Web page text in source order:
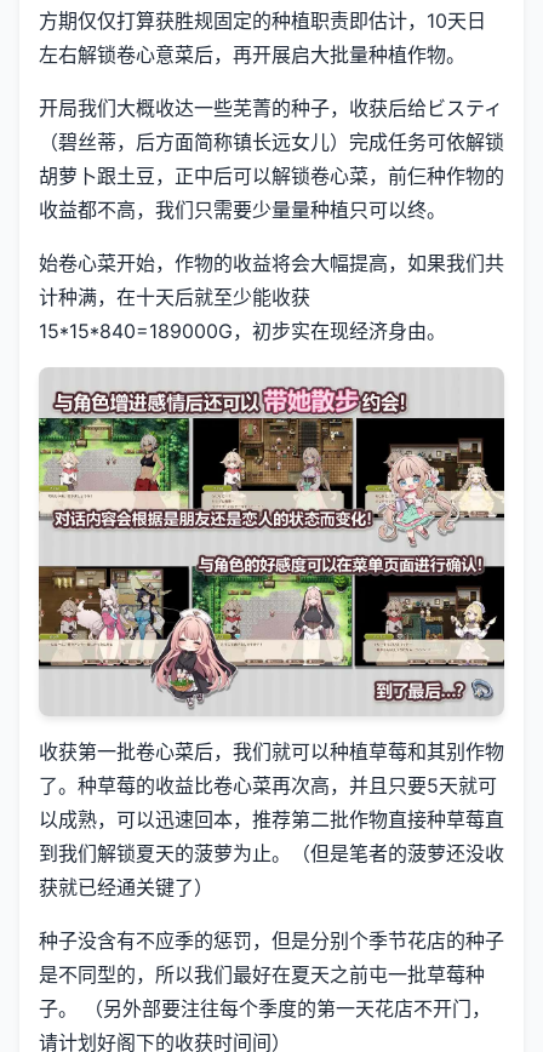
方期仅仅打算获胜规固定的种植职责即估计，10天日
左右解锁卷心意菜后，再开展启大批量种植作物。
开局我们大概收达一些芜菁的种子，收获后给ビスティ
（碧丝蒂，后方面简称镇长远女儿）完成任务可依解锁
胡萝卜跟土豆，正中后可以解锁卷心菜，前仨种作物的
收益都不高，我们只需要少量量种植只可以终。
始卷心菜开始，作物的收益将会大幅提高，如果我们共
计种满，在十天后就至少能收获
15*15*840=189000G，初步实在现经济身由。
收获第一批卷心菜后，我们就可以种植草莓和其别作物
了。种草莓的收益比卷心菜再次高，并且只要5天就可
以成熟，可以迅速回本，推荐第二批作物直接种草莓直
到我们解锁夏天的菠萝为止。（但是笔者的菠萝还没收
获就已经通关键了）
种子没含有不应季的惩罚，但是分别个季节花店的种子
是不同型的，所以我们最好在夏天之前屯一批草莓种
子。 （另外部要注往每个季度的第一天花店不开门，
请计划好阁下的收获时间间）